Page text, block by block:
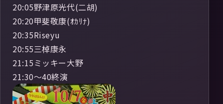
20:05野津原光代(二胡)
20:20甲斐敬康(ｵｶﾘﾅ)
20:35Riseyu
20:55三棹康永
21:15ミッキー大野
21:30～40終演